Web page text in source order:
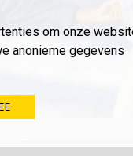
om onze
anonieme gegevens